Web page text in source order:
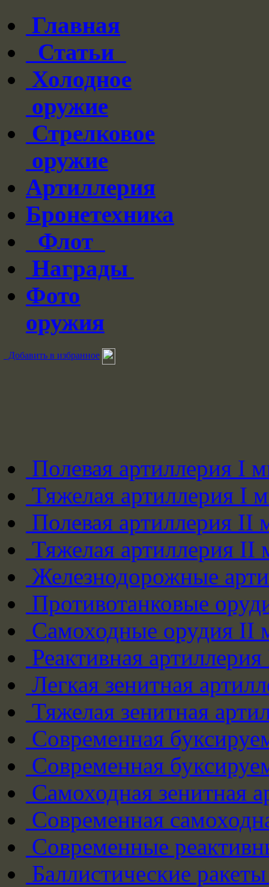
Главная
Статьи
Холодное
оружие
Стрелковое
оружие
Артиллерия
Бронетехника
Флот
Награды
Фото
оружия
Добавить в избранное
Полевая артиллерия I
Тяжелая артиллерия I
Полевая артиллерия II
Тяжелая артиллерия
Железнодорожные
Противотанковые
Самоходные орудия II
Реактивная
Легкая зенитная
Тяжелая зенитная
Современная
Современная
Самоходная зенитная
Современная
Современные
Баллистические